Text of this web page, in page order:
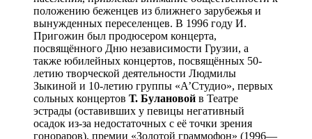
положению беженцев из ближнего зарубежья и
вынужденных переселенцев. В 1996 году И.
Пригожин был продюсером концерта,
посвящённого Дню независимости Грузии, а
также юбилейных концертов, посвящённых 50-
летию творческой деятельности Людмилы
Зыкиной и 10-летию группы «А’Студио», первых
сольных концертов Т. Булановой в Театре
эстрады (оставивших у певицы негативный
осадок из-за недостаточных с её точки зрения
гонораров), премии «Золотой граммофон» (1996—